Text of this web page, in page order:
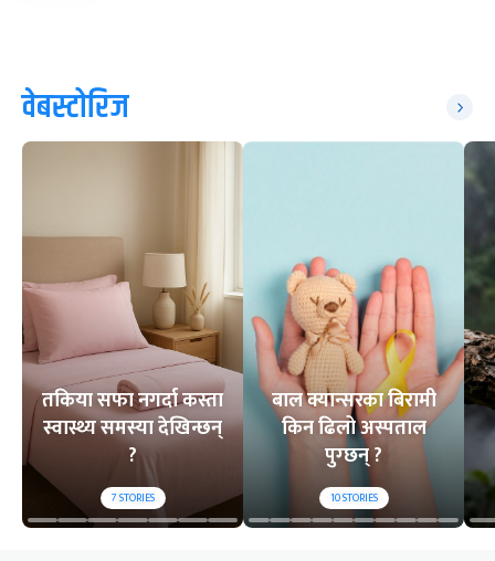
वेबस्टोरिज
तकिया सफा नगर्दा कस्ता
स्वास्थ्य समस्या देखिन्छन्
?
7STORIES
बाल क्यान्सरका बिरामी
किन ढिलो अस्पताल
पुग्छन् ?
10STORIES